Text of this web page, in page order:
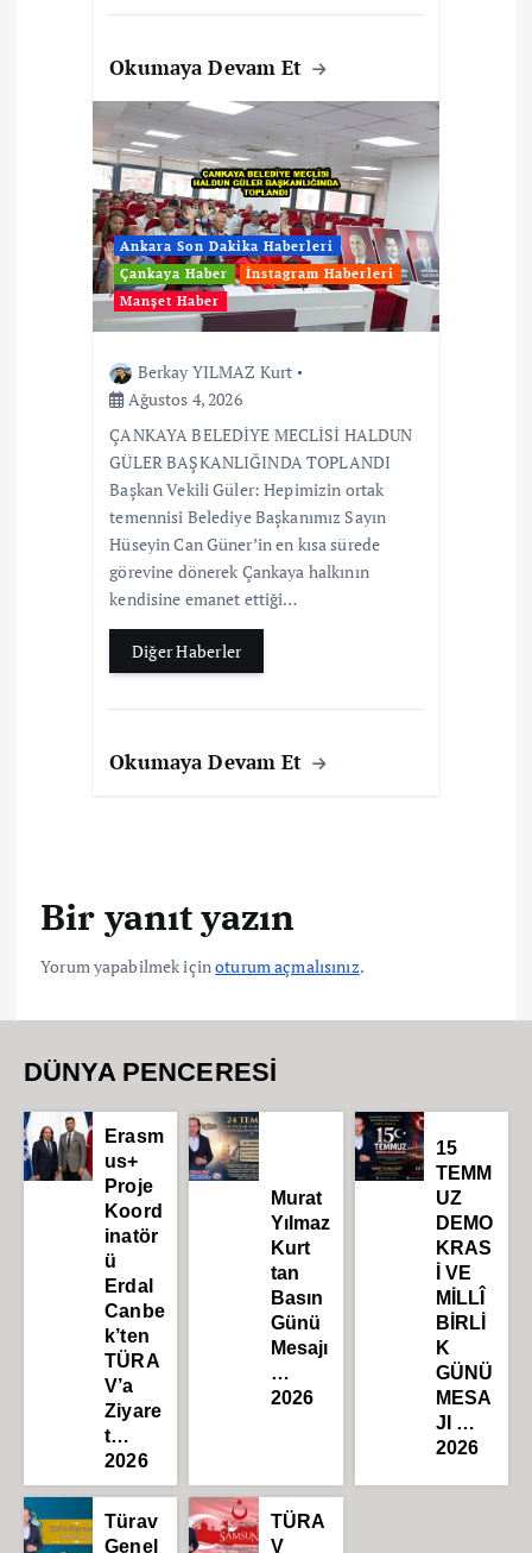
Okumaya Devam Et
Ankara Son Dakika Haberleri
Çankaya Haber
İnstagram Haberleri
Manşet Haber
Berkay YILMAZ Kurt
Ağustos 4, 2026
ÇANKAYA BELEDİYE MECLİSİ HALDUN
GÜLER BAŞKANLIĞINDA TOPLANDI
Başkan Vekili Güler: Hepimizin ortak
temennisi Belediye Başkanımız Sayın
Hüseyin Can Güner’in en kısa sürede
görevine dönerek Çankaya halkının
kendisine emanet ettiği…
Diğer Haberler
Okumaya Devam Et
Bir yanıt yazın
Yorum yapabilmek içinoturum açmalısınız.
DÜNYA PENCERESİ
Erasm
us+
Proje
Koord
inatör
ü
Erdal
Canbe
k’ten
TÜRA
V’a
Ziyare
t…
2026
Murat
Yılmaz
Kurt
tan
Basın
Günü
Mesajı
…
2026
15
TEMM
UZ
DEMO
KRAS
İ VE
MİLLÎ
BİRLİ
K
GÜNÜ
MESA
JI …
2026
Türav
Genel
TÜRA
V